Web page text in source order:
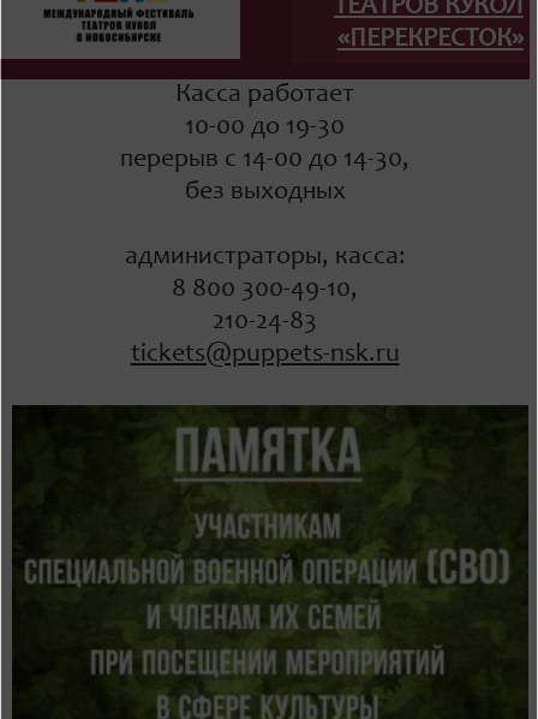
ТЕАТРОВ КУКОЛ
«ПЕРЕКРЕСТОК»
Касса работает
10-00 до 19-30
перерыв с 14-00 до 14-30,
без выходных
администраторы, касса:
8 800 300-49-10,
210-24-83
tickets@puppets-nsk.ru